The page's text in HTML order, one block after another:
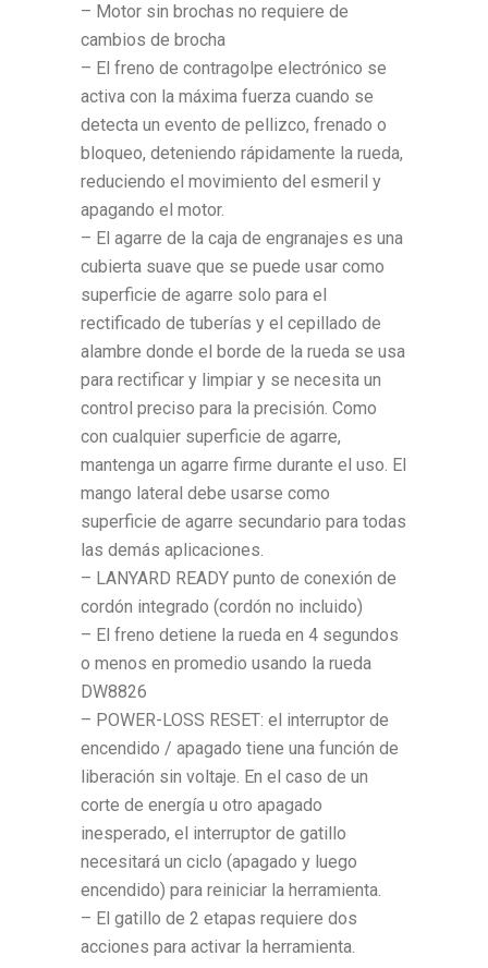
– Motor sin brochas no requiere de
cambios de brocha
– El freno de contragolpe electrónico se
activa con la máxima fuerza cuando se
detecta un evento de pellizco, frenado o
bloqueo, deteniendo rápidamente la rueda,
reduciendo el movimiento del esmeril y
apagando el motor.
– El agarre de la caja de engranajes es una
cubierta suave que se puede usar como
superficie de agarre solo para el
rectificado de tuberías y el cepillado de
alambre donde el borde de la rueda se usa
para rectificar y limpiar y se necesita un
control preciso para la precisión. Como
con cualquier superficie de agarre,
mantenga un agarre firme durante el uso. El
mango lateral debe usarse como
superficie de agarre secundario para todas
las demás aplicaciones.
– LANYARD READY punto de conexión de
cordón integrado (cordón no incluido)
– El freno detiene la rueda en 4 segundos
o menos en promedio usando la rueda
DW8826
– POWER-LOSS RESET: el interruptor de
encendido / apagado tiene una función de
liberación sin voltaje. En el caso de un
corte de energía u otro apagado
inesperado, el interruptor de gatillo
necesitará un ciclo (apagado y luego
encendido) para reiniciar la herramienta.
– El gatillo de 2 etapas requiere dos
acciones para activar la herramienta.